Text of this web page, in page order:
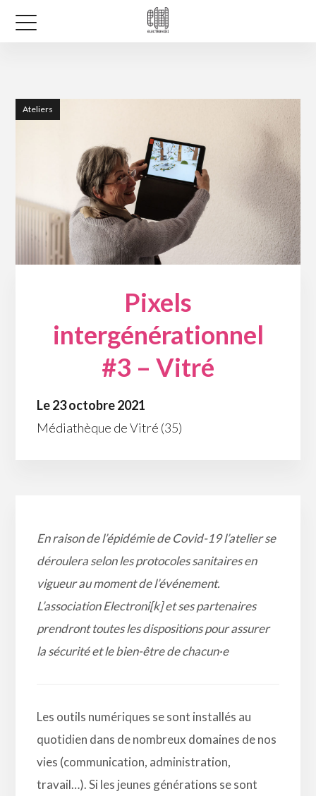
Ateliers
Pixels
intergénérationnel
#3 – Vitré
Le 23 octobre 2021
Médiathèque de Vitré (35)
En raison de l’épidémie de Covid-19 l’atelier se
déroulera selon les protocoles sanitaires en
vigueur au moment de l’événement.
L’association Electroni[k] et ses partenaires
prendront toutes les dispositions pour assurer
la sécurité et le bien-être de chacun·e
Les outils numériques se sont installés au
quotidien dans de nombreux domaines de nos
vies (communication, administration,
travail…). Si les jeunes générations se sont